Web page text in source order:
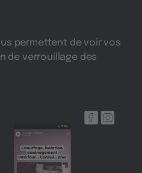
permettent de voir vos
de verrouillage des